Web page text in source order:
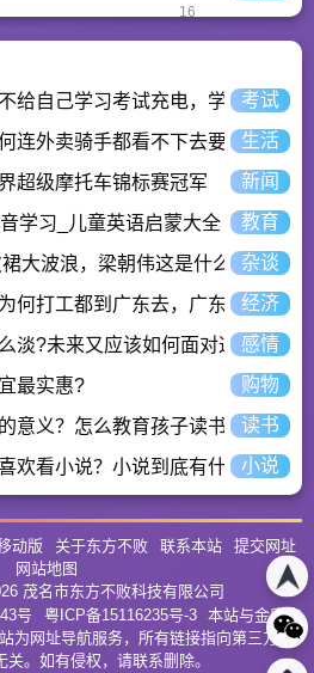
16
给自己学习考试充电，学一技之长
考试
连外卖骑手都看不下去要举报？
生活
超级摩托车锦标赛冠军
新闻
学习_儿童英语启蒙大全
教育
大波浪，梁朝伟这是什么歌曲？
杂谈
何打工都到广东去，广东连续37年
经济
淡?未来又应该如何面对这人情淡
感情
最实惠?
购物
意义？怎么教育孩子读书？读书
欢看小说？小说到底有什么魅力长
小说
动版 关于东方不败 联系本站
提交网址
网站地图
茂名市东方不败科技有限公司
号
粤ICP备15116235号-3 本站与金庸作
为网址导航服务，所有链接指向第三方平
关。如有侵权，请联系删除。